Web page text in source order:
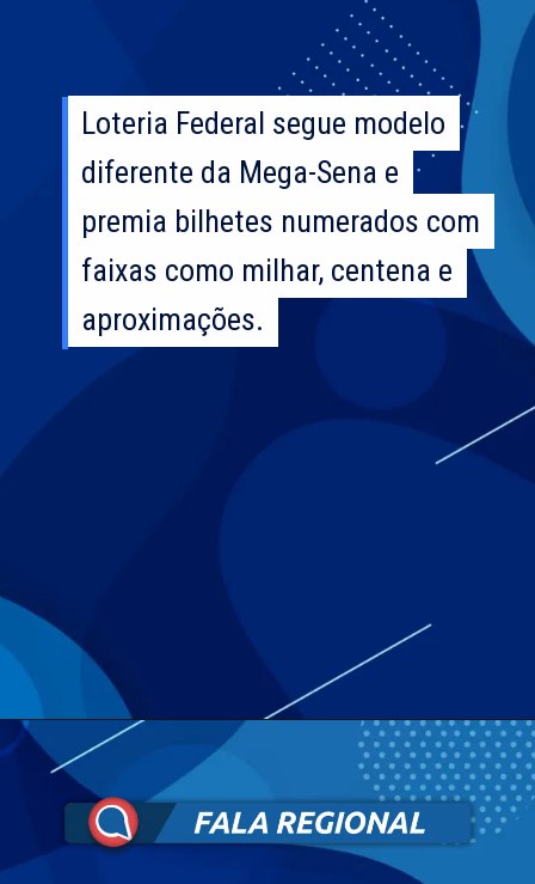
Loteria Federal segue modelo
diferente da Mega-Sena e
premia bilhetes numerados com
faixas como milhar, centena e
aproximações.
Loteria Federal segue modelo
diferente da Mega-Sena e
premia bilhetes numerados com
faixas como milhar, centena e
aproximações.